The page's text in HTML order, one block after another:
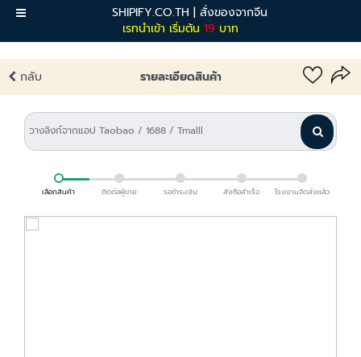
SHIPIFY.CO.TH | สั่งของจากจีน
เรทนำเข้า เริ่มต้น 19 บาท
เมนู
กลับ รายละเอียดสินค้า
เลือกสินค้า ติดต่อผู้ขาย รอชำระเงิน สั่งซื้อสำเร็จ โรงงานจัดส่งแล้ว